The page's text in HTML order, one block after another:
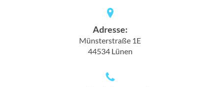
Adresse:
Münsterstraße 1E
44534 Lünen